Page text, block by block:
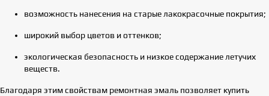
возможность нанесения на старые лакокрасочные покрытия;
широкий выбор цветов и оттенков;
экологическая безопасность и низкое содержание летучих
веществ.
Благодаря этим свойствам ремонтная эмаль позволяет купить